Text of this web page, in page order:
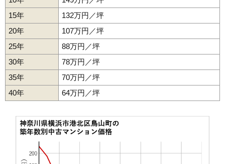
エスペランサ城郷
住所 神奈川県横浜市港北区鳥山町
交通 小机駅（12分）
相場 1,590万円～1,790万円
(30.6万円/㎡~34.4万円/㎡)
マンションナビで
無料一括査定をする
ライオンズマンション小机第1
神奈川県横浜市港北区鳥山町
交通 小机駅（11分）
15年
132万円／坪
20年
107万円／坪
25年
88万円／坪
30年
78万円／坪
35年
70万円／坪
40年
64万円／坪